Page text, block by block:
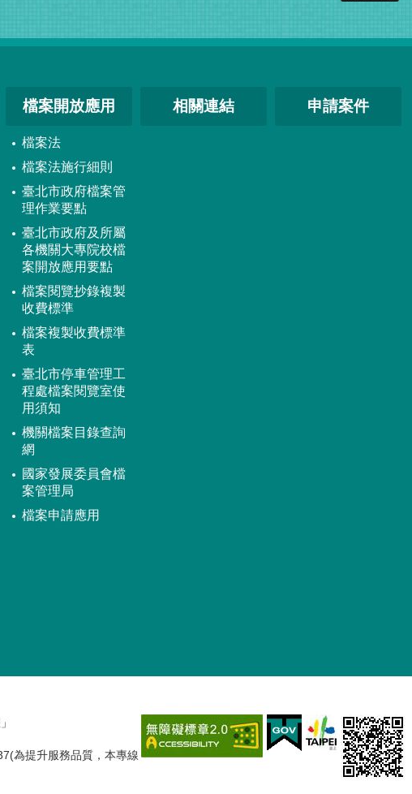
檔案開放應用
檔案法
檔案法施行細則
臺北市政府檔案管
理作業要點
臺北市政府及所屬
各機關大專院校檔
案開放應用要點
檔案閱覽抄錄複製
收費標準
檔案複製收費標準
表
臺北市停車管理工
程處檔案閱覽室使
用須知
機關檔案目錄查詢
網
國家發展委員會檔
案管理局
檔案申請應用
相關連結 申請案件
為提升服務品質，本專線